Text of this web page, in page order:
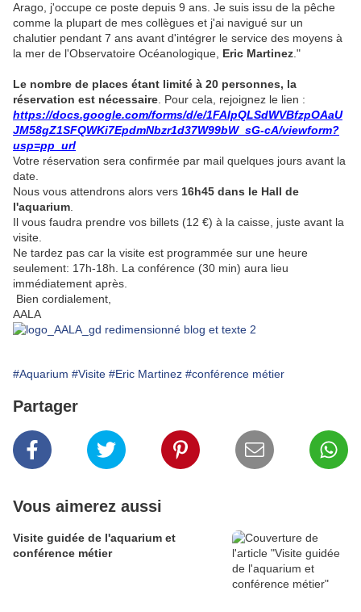
Arago, j'occupe ce poste depuis 9 ans. Je suis issu de la pêche
comme la plupart de mes collègues et j'ai navigué sur un
chalutier pendant 7 ans avant d'intégrer le service des moyens à
la mer de l'Observatoire Océanologique, Eric Martinez ."
Le nombre de places étant limité à 20 personnes, la
réservation est nécessaire . Pour cela, rejoignez le lien :
https://docs.google.com/forms/d/e/1FAIpQLSdWVBfzpOAaU
JM58gZ1SFQWKi7EpdmNbzr1d37W99bW_sG-cA/viewform?
usp=pp_url
Votre réservation sera confirmée par mail quelques jours avant la
date.
Nous vous attendrons alors vers 16h45 dans le Hall de
l'aquarium
Il vous faudra prendre vos billets (12 €) à la caisse, juste avant la
visite.
Ne tardez pas car la visite est programmée sur une heure
seulement: 17h-18h. La conférence (30 min) aura lieu
immédiatement après.
Bien cordialement,
AALA
#Aquarium #Visite #Eric Martinez #conférence métier
Partager
Vous aimerez aussi
Visite guidée de l'aquarium et
conférence métier